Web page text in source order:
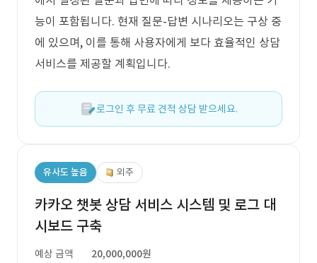
능이 포함됩니다. 현재 질문-답변 시나리오는 구상 중
에 있으며, 이를 통해 사용자에게 보다 효율적인 상담
서비스를 제공할 계획입니다.
로그인 후 무료 견적 상담 받으세요.
유사도 높음 외주
카카오 챗봇 상담 서비스 시스템 및 로그 대
시보드 구축
예상 금액
20,000,000원